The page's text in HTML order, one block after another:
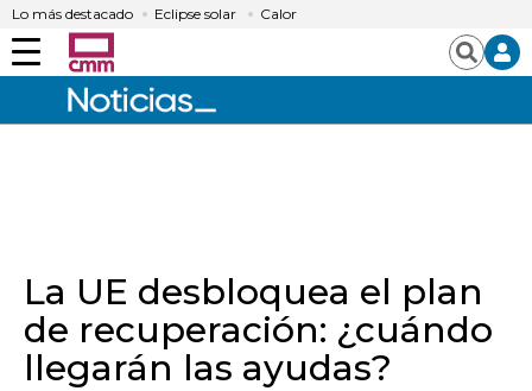
Lo más destacado Eclipse solar Calor
Menú Buscar
La UE desbloquea el plan
de recuperación: ¿cuándo
llegarán las ayudas?